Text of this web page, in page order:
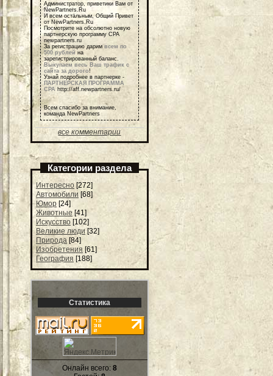
Администратор, приветики Вам от
NewPartners.Ru
И всем остальным, Общий Привет
от NewPartners.Ru
Посмотрите на обсолютно новую
партнерскую программу СРА
newpartners.ru
За регистрацию дарим всем по
500 рублей на
зарегистрированный баланс.
Выкупаем весь Ваш трафик с
сайта за дорого!
Узнай подробнее в партнерке -
ПАРТНЕРСКАЯ ПРОГРАММА
СРА http://aff.newpartners.ru/
Всем спасибо за внимание,
команда NewPartners
все комментарии
Категории раздела
Интересно [272]
Автомобили [68]
Юмор [24]
Животные [41]
Искусство [102]
Великие люди [32]
Природа [84]
Изобретения [61]
География [188]
Статистика
Онлайн всего: 8